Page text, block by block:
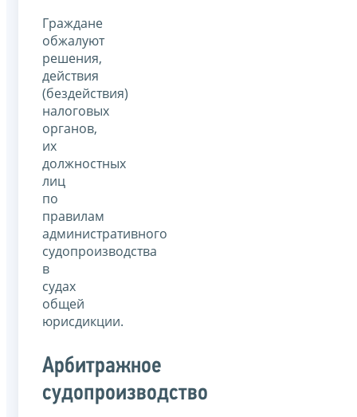
Граждане
обжалуют
решения,
действия
(бездействия)
налоговых
органов,
их
должностных
лиц
по
правилам
административного
судопроизводства
в
судах
общей
юрисдикции.
Арбитражное
судопроизводство